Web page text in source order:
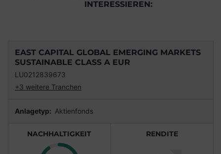
INTERESSIEREN:
EAST CAPITAL GLOBAL EMERGING MARKETS
SUSTAINABLE CLASS A EUR
LU0212839673
+3 weitere Tranchen
Anlagetyp: Aktienfonds
NACHHALTIGKEIT RENDITE